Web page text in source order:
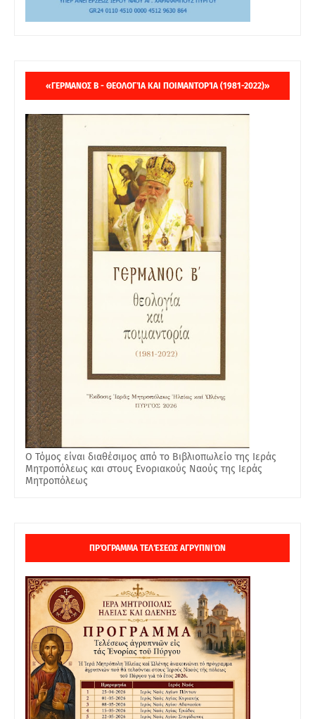
«ΓΕΡΜΑΝΟΣ Β - ΘΕΟΛΟΓΊΑ ΚΑΙ ΠΟΙΜΑΝΤΟΡΊΑ (1981-2022)»
Ο Τόμος είναι διαθέσιμος από το Βιβλιοπωλείο της Ιεράς
Μητροπόλεως και στους Ενοριακούς Ναούς της Ιεράς
Μητροπόλεως
ΠΡΌΓΡΑΜΜΑ ΤΕΛΈΣΕΩΣ ΑΓΡΥΠΝΙΏΝ